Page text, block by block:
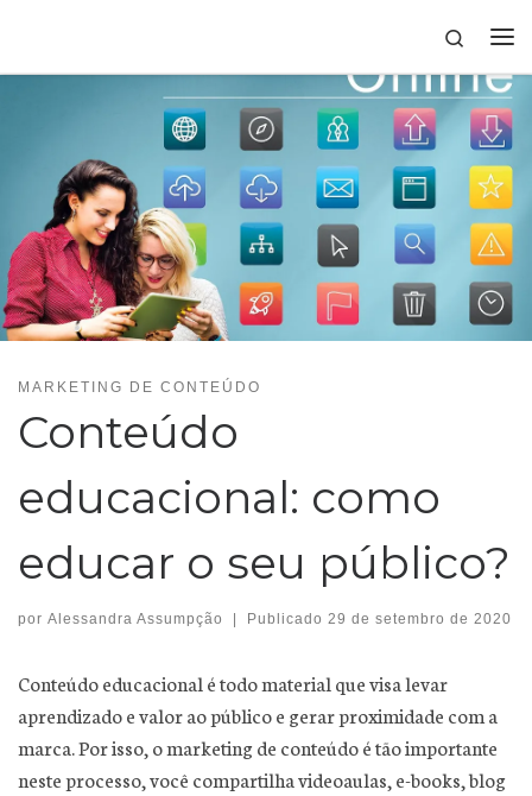
Search
MARKETING DE CONTEÚDO
Conteúdo
educacional: como
educar o seu público?
por Alessandra Assumpção Publicado 29 de setembro de 2020
Conteúdo educacional é todo material que visa levar
aprendizado e valor ao público e gerar proximidade com a
marca. Por isso, o marketing de conteúdo é tão importante
neste processo, você compartilha videoaulas, e-books, blog